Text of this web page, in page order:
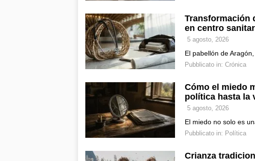
Transformación
en centro
5 agosto, 2026
El pabellón de
Pubblicato in: Crónica
Cómo el miedo
política hasta la
5 agosto, 2026
El miedo no solo es
Pubblicato in: Política
Crianza